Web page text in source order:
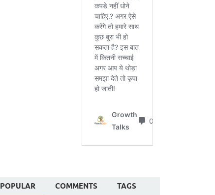
POPULAR COMMENTS TAGS